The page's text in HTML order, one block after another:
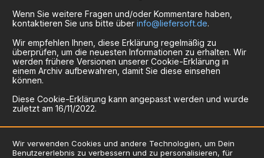
Wenn Sie weitere Fragen und/oder Kommentare haben,
kontaktieren Sie uns bitte über info@liefersoft.de.
Wir empfehlen Ihnen, diese Erklärung regelmäßig zu
überprüfen, um die neuesten Informationen zu erhalten. Wir
werden frühere Versionen unserer Cookie-Erklärung in
einem Archiv aufbewahren, damit Sie diese einsehen
können.
Diese Cookie-Erklärung kann angepasst werden und wurde
zuletzt am 16/11/2022.
Wir verwenden Cookies und andere Technologien, um Dein
Benutzererlebnis zu verbessern und zu personalisieren, für